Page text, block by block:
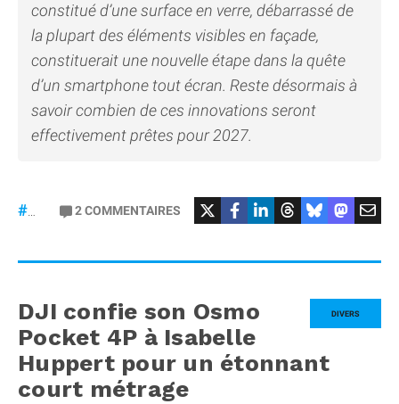
constitué d’une surface en verre, débarrassé de
la plupart des éléments visibles en façade,
constituerait une nouvelle étape dans la quête
d’un smartphone tout écran. Reste désormais à
savoir combien de ces innovations seront
effectivement prêtes pour 2027.
#iPhone20 2COMMENTAIRES
DIVERS
DJI confie son Osmo
Pocket 4P à Isabelle
Huppert pour un étonnant
court métrage